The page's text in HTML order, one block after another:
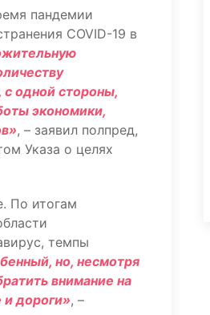
пандемии
COVID-19 в
с одной стороны,
экономики,
, – заявил полпред,
Указа о целях
По итогам
темпы
но, несмотря
внимание на
дороги», –